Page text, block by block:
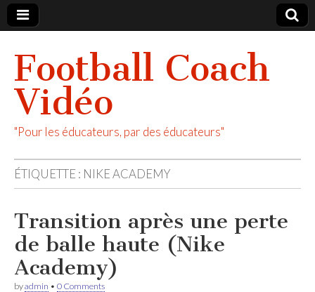
Football Coach
Vidéo
"Pour les éducateurs, par des éducateurs"
ÉTIQUETTE : NIKE ACADEMY
Transition après une perte
de balle haute (Nike
Academy)
byadmin • 0 Comments